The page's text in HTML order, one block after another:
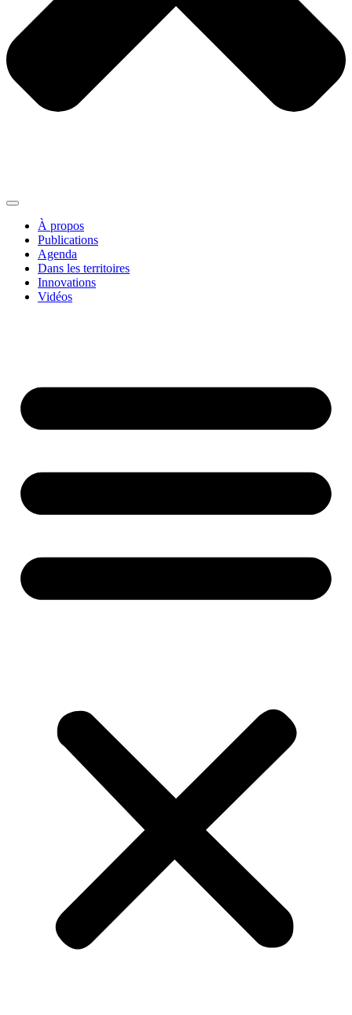
À propos
Publications
Agenda
Dans les territoires
Innovations
Vidéos